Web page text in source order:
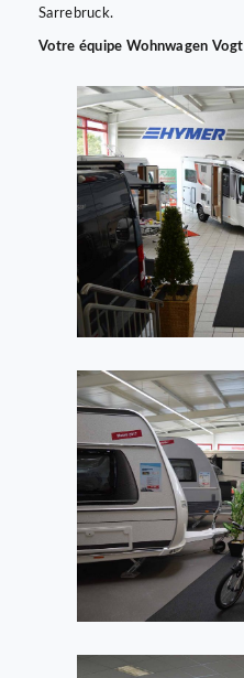
Sarrebruck.
Votre équipe Wohnwagen Vogt